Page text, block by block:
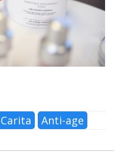
Carita Anti-age